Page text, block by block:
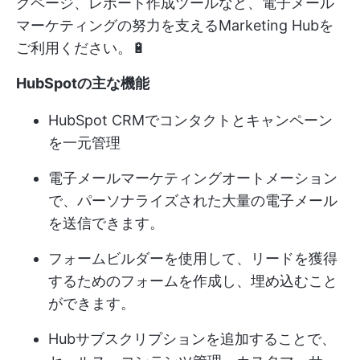
マーケティングの努力を支えるMarketing Hubを
ご利用ください。🔋
HubSpotの主な機能
HubSpot CRMでコンタクトとキャンペーン
を一元管理
電子メールマーケティングオートメーション
で、パーソナライズされた大量の電子メール
を送信できます。
フォームビルダーを使用して、リードを獲得
するためのフォームを作成し、埋め込むこと
ができます。
Hubサブスクリプションを追加することで、